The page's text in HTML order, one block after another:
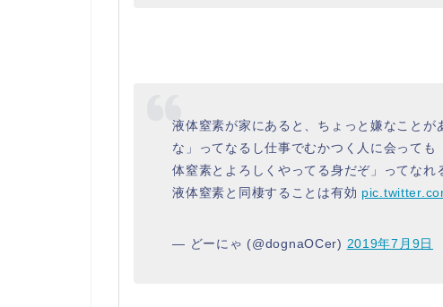
液体窒素が家にあると、ちょっと嫌なこと
な」ってなるし仕事でむかつく人に会って
体窒素とよろしくやってる身だぞ」ってな
液体窒素と同棲することは有効
— どーにゃ (@dognaOCer) 2019年7月9日